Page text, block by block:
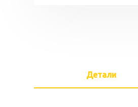
Детали